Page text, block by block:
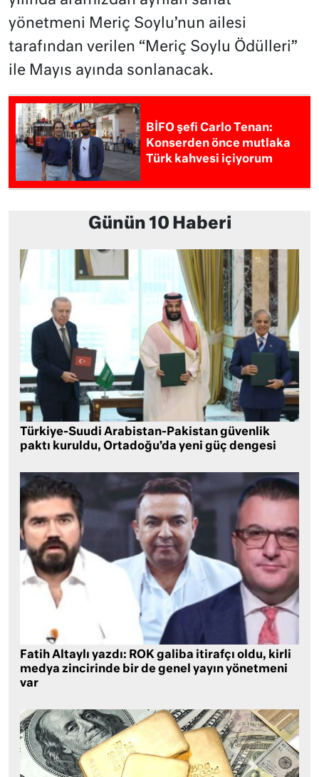
yönetmeni Meriç Soylu’nun ailesi
tarafından verilen “Meriç Soylu Ödülleri”
ile Mayıs ayında sonlanacak.
BİFO şefi Carlo Tenan:
Konserden önce mutlaka
Türk kahvesi içiyorum
Günün 10 Haberi
Türkiye-Suudi Arabistan-Pakistan güvenlik
paktı kuruldu, Ortadoğu’da yeni güç dengesi
Fatih Altaylı yazdı: ROK galiba itirafçı oldu, kirli
medya zincirinde bir de genel yayın yönetmeni
var